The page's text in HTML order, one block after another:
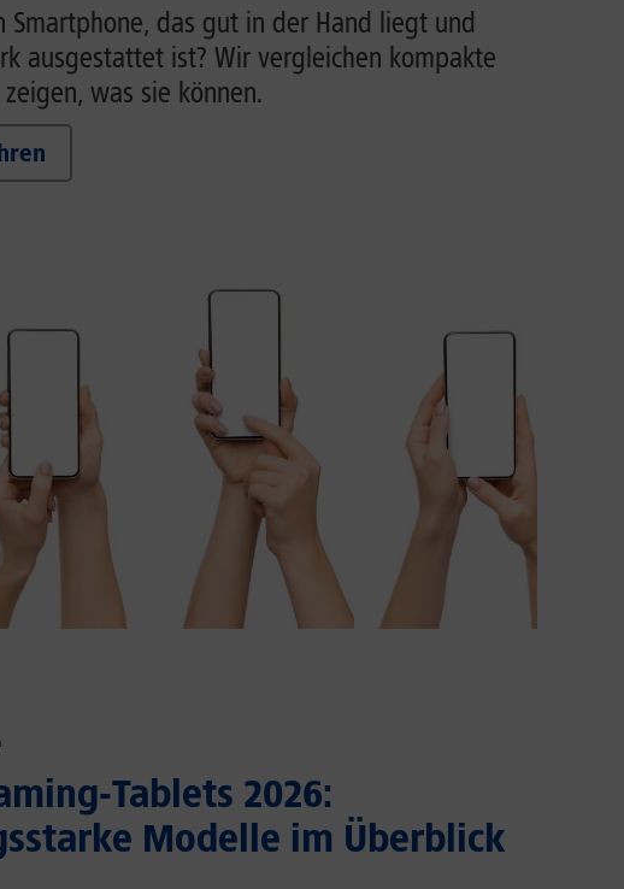
Smartphone, das gut in der Hand liegt und
ausgestattet ist? Wir vergleichen kompakte
was sie können.
Tablets 2026:
Modelle im Überblick